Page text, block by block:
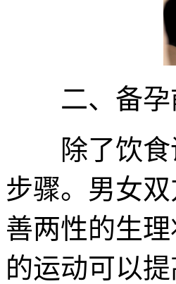
二、备孕
除了饮食
步骤。男女
善两性的生
的运动可以